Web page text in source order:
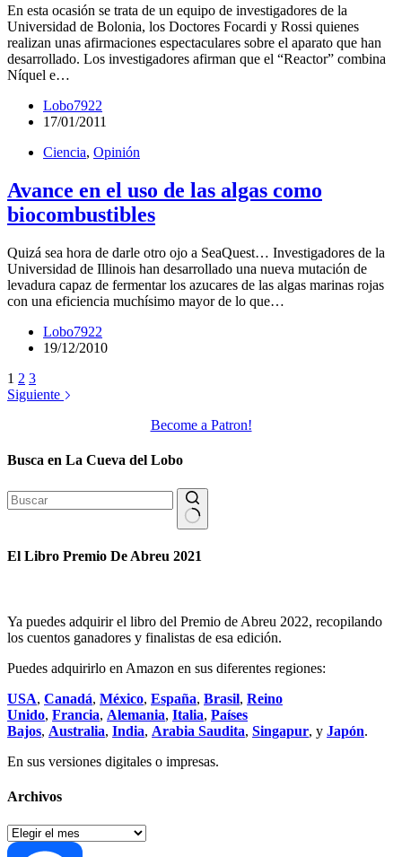
En esta ocasión se trata de un equipo de investigadores de la
Universidad de Bolonia, los Doctores Focardi y Rossi quienes
realizan unas afirmaciones espectaculares sobre el aparato que han
desarrollado. Los investigadores afirman que el “Reactor” combina
Níquel e…
Lobo7922
17/01/2011
Ciencia, Opinión
Avance en el uso de las algas como
biocombustibles
Quizá sea hora de darle otro ojo a SeaQuest… Investigadores de la
Universidad de Illinois han desarrollado una nueva mutación de
levadura capaz de fermentar los azucares de las algas marinas rojas
con una eficiencia muchísimo mayor de lo que…
Lobo7922
19/12/2010
1 2 3
Siguiente
Become a Patron!
Busca en La Cueva del Lobo
resultados
El Libro Premio De Abreu 2021
Ya puedes adquirir el libro del Premio de Abreu 2022, recopilando
los cuentos ganadores y finalistas de esa edición.
Puedes adquirirlo en Amazon en sus diferentes regiones:
USA, Canadá, México, España, Brasil, Reino
Unido, Francia, Alemania, Italia, Países
Bajos, Australia, India, Arabia Saudita, Singapur, y Japón.
En sus versiones digitales o impresas.
Archivos
Archivos